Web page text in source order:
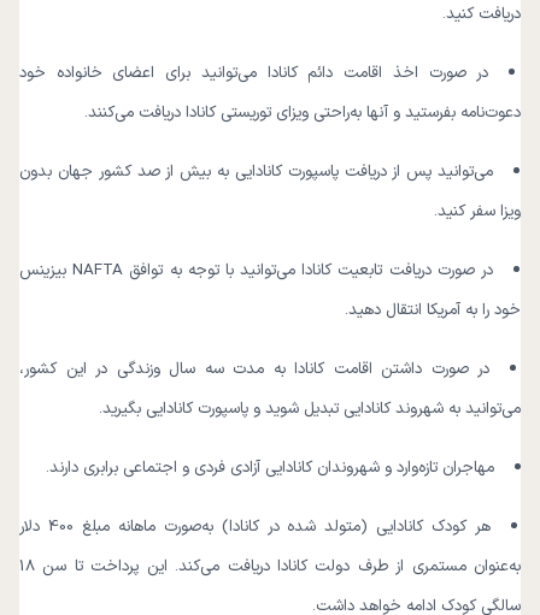
دریافت کنید.
در صورت اخذ اقامت دائم کانادا می‌توانید برای اعضای خانواده‌ خود
دعوت‌نامه بفرستید و آنها به‌راحتی ویزای توریستی کانادا دریافت می‌کنند.
می‌توانید پس از دریافت پاسپورت کانادایی به بیش از صد کشور جهان بدون
ویزا سفر کنید.
در صورت دریافت تابعیت کانادا می‌توانید با توجه به توافق NAFTA بیزینس
خود را به آمریکا انتقال دهید.
در صورت داشتن اقامت کانادا به مدت سه سال وزندگی در این کشور،
می‌توانید به شهروند کانادایی تبدیل شوید و پاسپورت کانادایی بگیرید.
مهاجران تازه‌وارد و شهروندان کانادایی آزادی فردی و اجتماعی برابری دارند.
هر کودک کانادایی (متولد شده در کانادا) به‌صورت ماهانه مبلغ 400 دلار
به‌عنوان مستمری از طرف دولت کانادا دریافت می‌کند. این پرداخت تا سن 18
سالگی کودک ادامه خواهد داشت.